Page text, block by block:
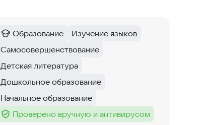
Категория:
Образование
Тег:
Изучение языков
Тег:
Самосовершенствование
Тег:
Детская литература
Тег:
Дошкольное образование
Тег :
Начальное образование
Тег :
Проверено вручную и антивирусом